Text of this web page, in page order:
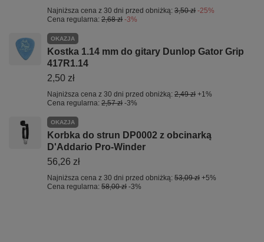
Najniższa cena z 30 dni przed obniżką: 3,50 zł -25%
Cena regularna: 2,68 zł -3%
OKAZJA
Kostka 1.14 mm do gitary Dunlop Gator Grip
417R1.14
2,50 zł
Najniższa cena z 30 dni przed obniżką: 2,49 zł +1%
Cena regularna: 2,57 zł -3%
OKAZJA
Korbka do strun DP0002 z obcinarką
D'Addario Pro-Winder
56,26 zł
Najniższa cena z 30 dni przed obniżką: 53,09 zł +5%
Cena regularna: 58,00 zł -3%